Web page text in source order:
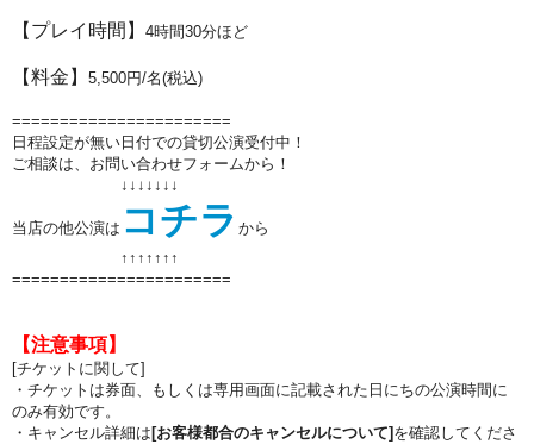
【プレイ時間】 4時間30分ほど
【料金】 5,500円/名(税込)
=======================
日程設定が無い日付での貸切公演受付中！
ご相談は、お問い合わせフォームから！
↓↓↓↓↓↓↓
当店の他公演は コチラ から
↑↑ ↑↑ ↑↑ ↑
=======================
【注意事項】
[チケットに関して]
・チケットは券面、もしくは専用画面に記載された日にちの公演時間に
のみ有効です。
・キャンセル詳細は [お客様都合のキャンセルについて] を確認してくださ